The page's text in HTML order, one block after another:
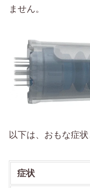
ません。
以下は、おもな症
症状